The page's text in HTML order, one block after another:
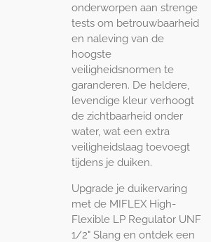
onderworpen aan strenge
tests om betrouwbaarheid
en naleving van de
hoogste
veiligheidsnormen te
garanderen. De heldere,
levendige kleur verhoogt
de zichtbaarheid onder
water, wat een extra
veiligheidslaag toevoegt
tijdens je duiken.
Upgrade je duikervaring
met de MIFLEX High-
Flexible LP Regulator UNF
1/2" Slang en ontdek een